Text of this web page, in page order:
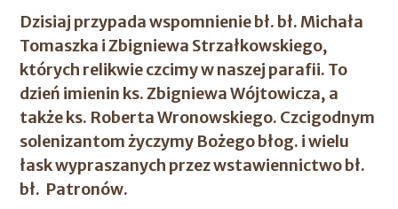
Dzisiaj przypada wspomnienie bł. bł. Michała
Tomaszka i Zbigniewa Strzałkowskiego,
których relikwie czcimy w naszej parafii. To
dzień imienin ks. Zbigniewa Wójtowicza, a
także ks. Roberta Wronowskiego. Czcigodnym
solenizantom życzymy Bożego błog. i wielu
łask wypraszanych przez wstawiennictwo bł.
bł. Patronów.